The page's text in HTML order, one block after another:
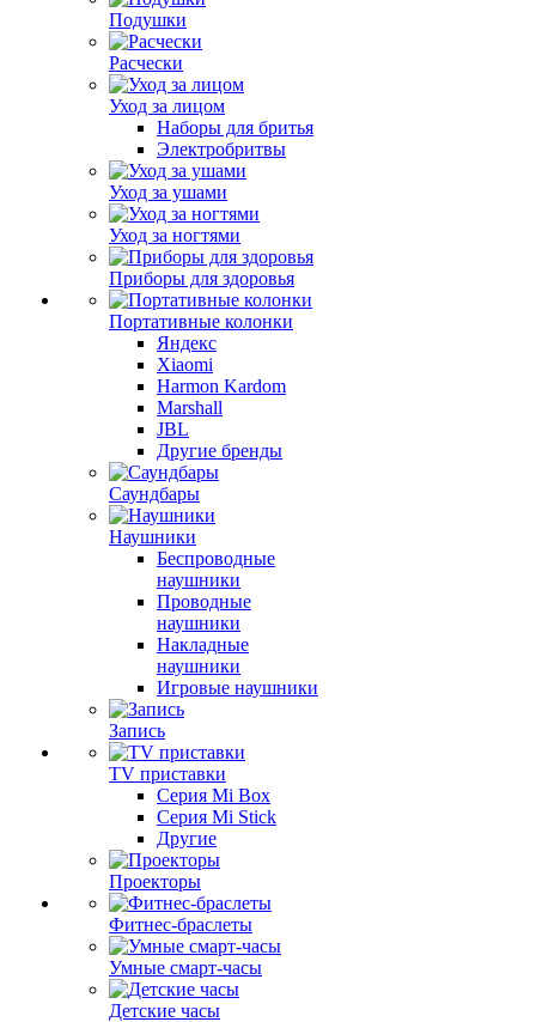
Подушки
Расчески
Уход за лицом
Наборы для бритья
Электробритвы
Уход за ушами
Уход за ногтями
Приборы для здоровья
Портативные колонки
Яндекс
Xiaomi
Harmon Kardom
Marshall
JBL
Другие бренды
Саундбары
Наушники
Беспроводные
наушники
Проводные
наушники
Накладные
наушники
Игровые наушники
Запись
TV приставки
Серия Mi Box
Серия Mi Stick
Другие
Проекторы
Фитнес-браслеты
Умные смарт-часы
Детские часы